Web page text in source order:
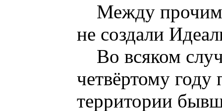
Между
не создали
Во всяком
четвёртому году
территории